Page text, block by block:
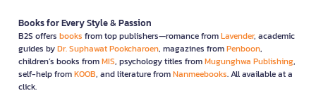
Books for Every Style & Passion
B2S offers books from top publishers—romance fromLavender, academic
guides byDr. Suphawat Pookcharoen, magazines fromPenboon,
children’s books fromMIS, psychology titles fromMugunghwa Publishing,
self-help fromKOOB, and literature fromNanmeebooks. All available at a
click.